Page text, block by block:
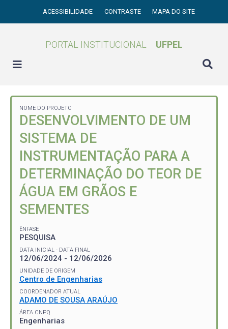
ACESSIBILIDADE CONTRASTE MAPA DO SITE
PORTAL INSTITUCIONAL UFPEL
NOME DO PROJETO
DESENVOLVIMENTO DE UM
SISTEMA DE
INSTRUMENTAÇÃO PARA A
DETERMINAÇÃO DO TEOR DE
ÁGUA EM GRÃOS E
SEMENTES
ÊNFASE
PESQUISA
DATA INICIAL - DATA FINAL
12/06/2024 - 12/06/2026
UNIDADE DE ORIGEM
Centro de Engenharias
COORDENADOR ATUAL
ADAMO DE SOUSA ARAÚJO
ÁREA CNPQ
Engenharias